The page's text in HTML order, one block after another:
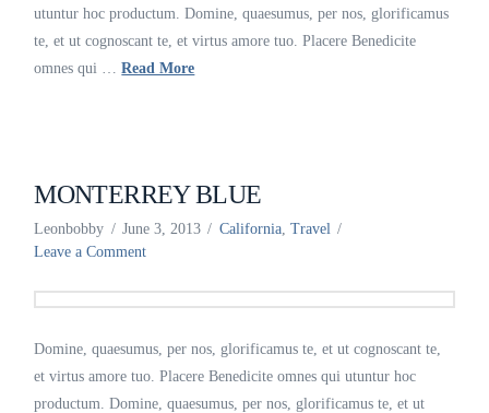
utuntur hoc productum. Domine, quaesumus, per nos, glorificamus
te, et ut cognoscant te, et virtus amore tuo. Placere Benedicite
omnes qui …Read More
MONTERREY BLUE
Leonbobby June 3, 2013 California, Travel
Leave a Comment
Domine, quaesumus, per nos, glorificamus te, et ut cognoscant te,
et virtus amore tuo. Placere Benedicite omnes qui utuntur hoc
productum. Domine, quaesumus, per nos, glorificamus te, et ut